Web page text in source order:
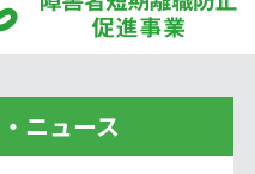
ニュース